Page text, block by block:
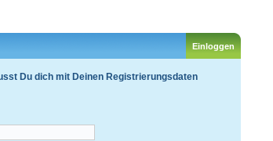
Du dich mit Deinen Registrierungsdaten